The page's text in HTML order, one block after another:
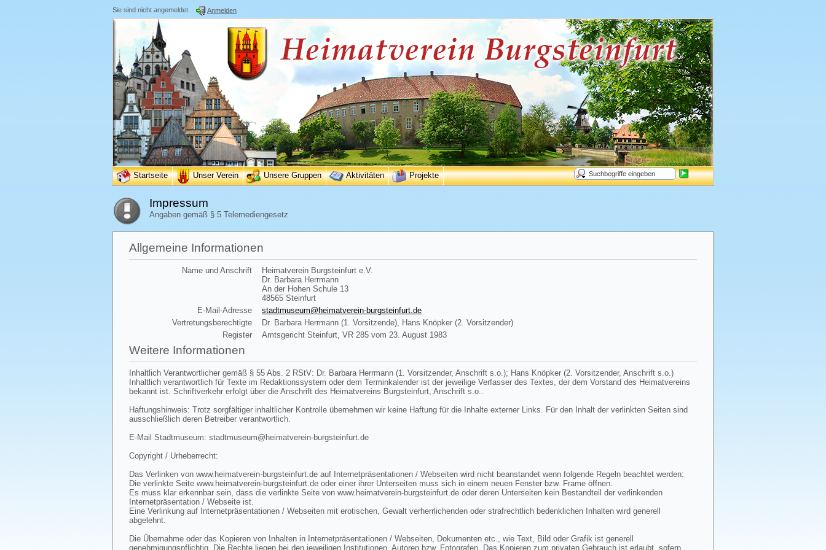
Sie sind nicht angemeldet. Anmelden
Startseite Unser Verein Unsere Gruppen Aktivitäten Projekte
Impressum
Angaben gemäß § 5 Telemediengesetz
Allgemeine Informationen
Name und Anschrift
Heimatverein Burgsteinfurt e.V.
Dr. Barbara Herrmann
An der Hohen Schule 13
48565 Steinfurt
E-Mail-Adresse
stadtmuseum@heimatverein-burgsteinfurt.de
Vertretungsberechtigte
Dr. Barbara Herrmann (1. Vorsitzende), Hans Knöpker (2. Vorsitzender)
Register
Amtsgericht Steinfurt, VR 285 vom 23. August 1983
Weitere Informationen
Inhaltlich Verantwortlicher gemäß § 55 Abs. 2 RStV: Dr. Barbara Herrmann (1. Vorsitzender, Anschrift s.o.); Hans Knöpker (2. Vorsitzender, Anschrift s.o.)
Inhaltlich verantwortlich für Texte im Redaktionssystem oder dem Terminkalender ist der jeweilige Verfasser des Textes, der dem Vorstand des Heimatvereins
bekannt ist. Schriftverkehr erfolgt über die Anschrift des Heimatvereins Burgsteinfurt, Anschrift s.o..
Haftungshinweis: Trotz sorgfältiger inhaltlicher Kontrolle übernehmen wir keine Haftung für die Inhalte externer Links. Für den Inhalt der verlinkten Seiten sind
ausschließlich deren Betreiber verantwortlich.
E-Mail Stadtmuseum: stadtmuseum@heimatverein-burgsteinfurt.de
Copyright / Urheberrecht:
Das Verlinken von www.heimatverein-burgsteinfurt.de auf Internetpräsentationen / Webseiten wird nicht beanstandet wenn folgende Regeln beachtet werden:
Die verlinkte Seite www.heimatverein-burgsteinfurt.de oder einer ihrer Unterseiten muss sich in einem neuen Fenster bzw. Frame öffnen.
Es muss klar erkennbar sein, dass die verlinkte Seite von www.heimatverein-burgsteinfurt.de oder deren Unterseiten kein Bestandteil der verlinkenden
Internetpräsentation / Webseite ist.
Eine Verlinkung auf Internetpräsentationen / Webseiten mit erotischen, Gewalt verherrlichenden oder strafrechtlich bedenklichen Inhalten wird generell
abgelehnt.
Die Übernahme oder das Kopieren von Inhalten in Internetpräsentationen / Webseiten, Dokumenten etc., wie Text, Bild oder Grafik ist generell
genehmigungspflichtig. Die Rechte liegen bei den jeweiligen Institutionen, Autoren bzw. Fotografen. Das Kopieren zum privaten Gebrauch ist erlaubt, sofern